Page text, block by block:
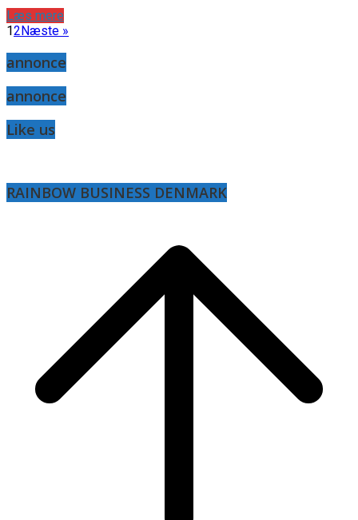
Læs mere
12Næste »
annonce
annonce
Like us
RAINBOW BUSINESS DENMARK